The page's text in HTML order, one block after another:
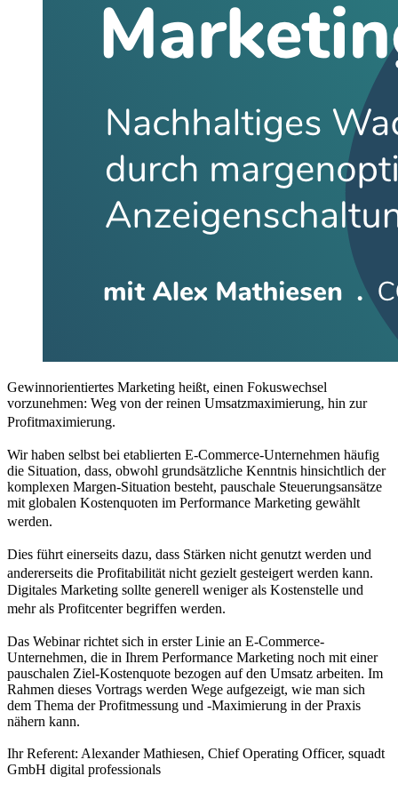
Gewinnorientiertes Marketing heißt, einen Fokuswechsel
vorzunehmen: Weg von der reinen Umsatzmaximierung, hin zur
Profitmaximierung.
Wir haben selbst bei etablierten E-Commerce-Unternehmen häufig
die Situation, dass, obwohl grundsätzliche Kenntnis hinsichtlich der
komplexen Margen-Situation besteht, pauschale Steuerungsansätze
mit globalen Kostenquoten im Performance Marketing gewählt
werden.
Dies führt einerseits dazu, dass Stärken nicht genutzt werden und
andererseits die Profitabilität nicht gezielt gesteigert werden kann.
Digitales Marketing sollte generell weniger als Kostenstelle und
mehr als Profitcenter begriffen werden.
Das Webinar richtet sich in erster Linie an E-Commerce-
Unternehmen, die in Ihrem Performance Marketing noch mit einer
pauschalen Ziel-Kostenquote bezogen auf den Umsatz arbeiten. Im
Rahmen dieses Vortrags werden Wege aufgezeigt, wie man sich
dem Thema der Profitmessung und -Maximierung in der Praxis
nähern kann.
Ihr Referent: Alexander Mathiesen, Chief Operating Officer, squadt
GmbH digital professionals